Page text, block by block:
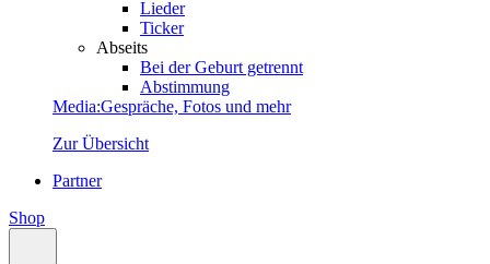
Lieder
Ticker
Abseits
Bei der Geburt getrennt
Abstimmung
Media:Gespräche, Fotos und mehr
Zur Übersicht
Partner
Shop